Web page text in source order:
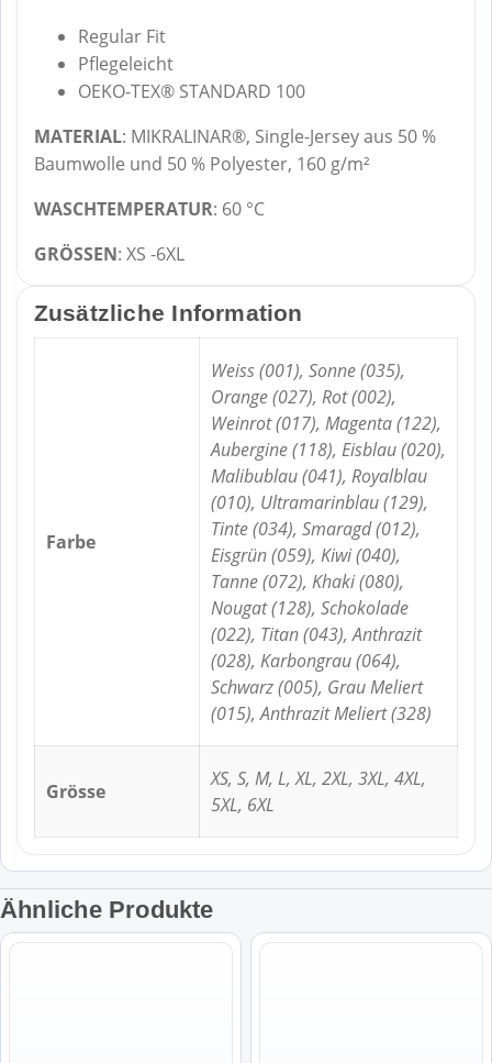
Regular Fit
Pflegeleicht
OEKO-TEX® STANDARD 100
MATERIAL: MIKRALINAR®, Single-Jersey aus 50 %
Baumwolle und 50 % Polyester, 160 g/m²
WASCHTEMPERATUR: 60 °C
GRÖSSEN: XS -6XL
Zusätzliche Information
Farbe
Weiss (001), Sonne (035),
Orange (027), Rot (002),
Weinrot (017), Magenta (122),
Aubergine (118), Eisblau (020),
Malibublau (041), Royalblau
(010), Ultramarinblau (129),
Tinte (034), Smaragd (012),
Eisgrün (059), Kiwi (040),
Tanne (072), Khaki (080),
Nougat (128), Schokolade
(022), Titan (043), Anthrazit
(028), Karbongrau (064),
Schwarz (005), Grau Meliert
(015), Anthrazit Meliert (328)
Grösse
XS, S, M, L, XL, 2XL, 3XL, 4XL,
5XL, 6XL
Ähnliche Produkte